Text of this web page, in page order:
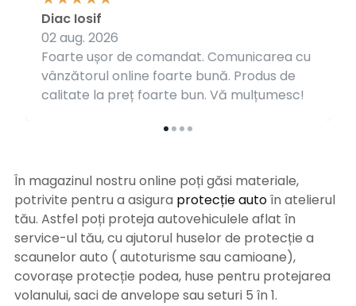
Foarte ușor de comandat. Comunicarea cu
vânzătorul online foarte bună. Produs de
calitate la preț foarte bun. Vă mulțumesc!
Diac Iosif
02 aug. 2026
În magazinul nostru online poți găsi materiale,
potrivite pentru a asigura protecție autoîn atelierul
tău. Astfel poți proteja autovehiculele aflat în
service-ul tău, cu ajutorul huselor de protecție a
scaunelor auto ( autoturisme sau camioane),
covorașe protecție podea, huse pentru protejarea
volanului, saci de anvelope sau seturi 5 în 1.